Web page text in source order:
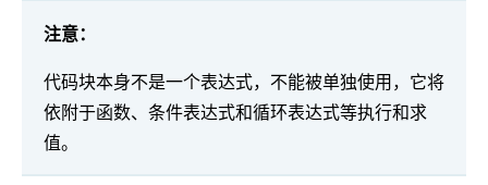
注意：
代码块本身不是一个表达式，不能被单独使用，它将
依附于函数、条件表达式和循环表达式等执行和求
值。